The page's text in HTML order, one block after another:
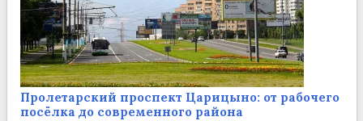
Пролетарский проспект Царицыно: от рабочего
посёлка до современного района